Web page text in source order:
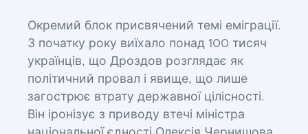
Окремий блок присвячений темі еміграції.
З початку року виїхало понад 100 тисяч
українців, що Дроздов розглядає як
політичний провал і явище, що лише
загострює втрату державної цілісності.
Він іронізує з приводу втечі міністра